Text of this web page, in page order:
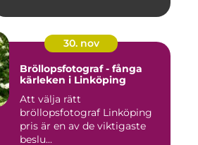
30. nov
Bröllopsfotograf - fånga
kärleken i Linköping
Att välja rätt
bröllopsfotograf Linköping
pris är en av de viktigaste
beslu...